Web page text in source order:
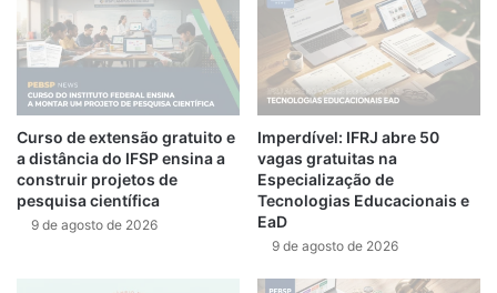
Curso de extensão gratuito e
a distância do IFSP ensina a
construir projetos de
pesquisa científica
9 de agosto de 2026
Imperdível: IFRJ abre 50
vagas gratuitas na
Especialização de
Tecnologias Educacionais e
EaD
9 de agosto de 2026